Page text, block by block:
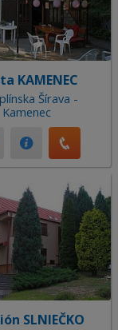
KAMENEC
Šírava -
Kamenec
SLNIEČKO